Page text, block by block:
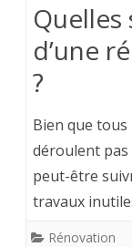
Quelles
d’une
?
Bien que
déroulent pas
peut-être
travaux
Rénovation